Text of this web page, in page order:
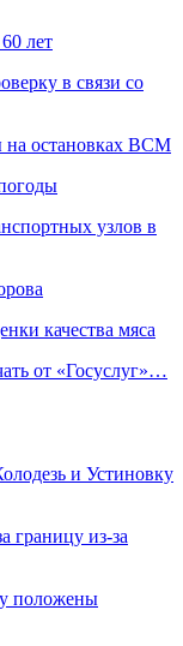
лет
в связи со
на остановках ВСМ
узлов в
качества мяса
от «Госуслуг»…
и Устиновку
границу из-за
положены